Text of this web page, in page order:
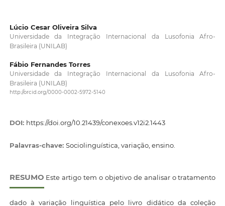
Lúcio Cesar Oliveira Silva
Universidade da Integração Internacional da Lusofonia Afro-
Brasileira (UNILAB)
Fábio Fernandes Torres
Universidade da Integração Internacional da Lusofonia Afro-
Brasileira (UNILAB)
http://orcid.org/0000-0002-5972-5140
DOI: https://doi.org/10.21439/conexoes.v12i2.1443
Palavras-chave: Sociolinguística, variação, ensino.
RESUMO Este artigo tem o objetivo de analisar o tratamento
dado à variação linguística pelo livro didático da coleção